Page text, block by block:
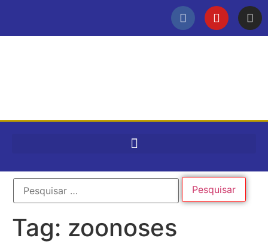
Tag: zoonoses